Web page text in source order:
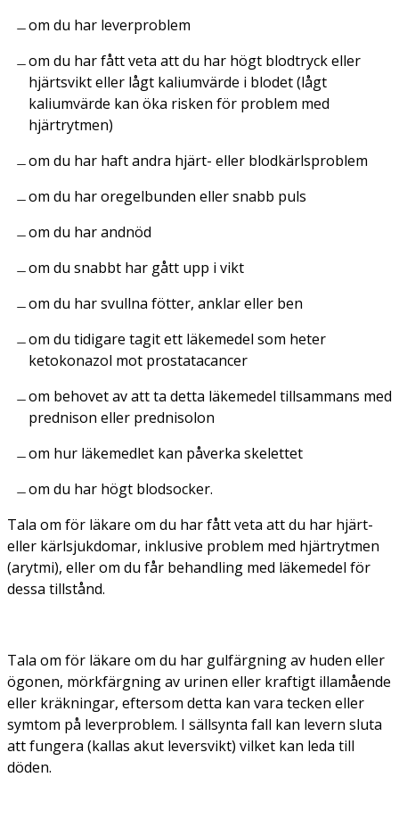
om du har leverproblem
om du har fått veta att du har högt blodtryck eller
hjärtsvikt eller lågt kaliumvärde i blodet (lågt
kaliumvärde kan öka risken för problem med
hjärtrytmen)
om du har haft andra hjärt- eller blodkärlsproblem
om du har oregelbunden eller snabb puls
om du har andnöd
om du snabbt har gått upp i vikt
om du har svullna fötter, anklar eller ben
om du tidigare tagit ett läkemedel som heter
ketokonazol mot prostatacancer
om behovet av att ta detta läkemedel tillsammans med
prednison eller prednisolon
om hur läkemedlet kan påverka skelettet
om du har högt blodsocker.
Tala om för läkare om du har fått veta att du har hjärt-
eller kärlsjukdomar, inklusive problem med hjärtrytmen
(arytmi), eller om du får behandling med läkemedel för
dessa tillstånd.
Tala om för läkare om du har gulfärgning av huden eller
ögonen, mörkfärgning av urinen eller kraftigt illamående
eller kräkningar, eftersom detta kan vara tecken eller
symtom på leverproblem. I sällsynta fall kan levern sluta
att fungera (kallas akut leversvikt) vilket kan leda till
döden.